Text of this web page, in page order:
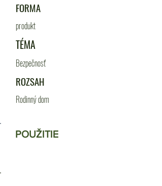
FORMA
produkt
TÉMA
Bezpečnosť
ROZSAH
Rodinný dom
POUŽITIE